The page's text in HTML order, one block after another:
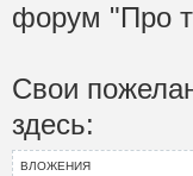
форум "Про
Свои
здесь:
ВЛОЖЕНИЯ